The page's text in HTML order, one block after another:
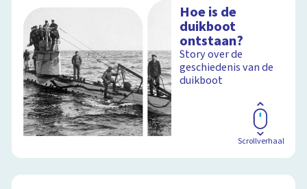
zoektocht naar een
scheepswrak
Hoe is de
duikboot
ontstaan?
Story over de
geschiedenis van de
duikboot
Scrollverhaal